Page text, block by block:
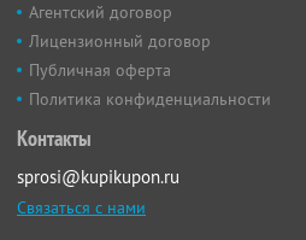
Агентский договор
Лицензионный договор
Публичная оферта
Политика конфиденциальности
Контакты
sprosi@kupikupon.ru
Связаться с нами